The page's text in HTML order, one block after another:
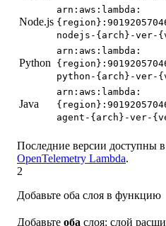
Node.js
arn:aws:lambda:
nodejs-{arch}-ver-
Python
arn:aws:lambda:
python-{arch}-ver-
Java
arn:aws:lambda:
agent-{arch}-ver-
Последние версии доступны в
OpenTelemetry Lambda.
2
Добавьте оба слоя в функцию
Добавьте оба слоя: слой